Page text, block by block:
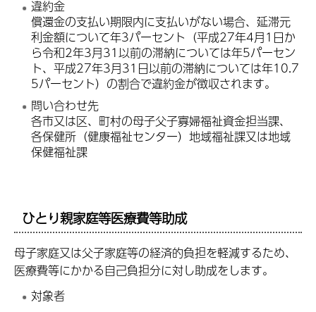
違約金
償還金の支払い期限内に支払いがない場合、延滞元
利金額について年3パーセント（平成27年4月1日か
ら令和2年3月31以前の滞納については年5パーセン
ト、平成27年3月31日以前の滞納については年10.7
5パーセント）の割合で違約金が徴収されます。
問い合わせ先
各市又は区、町村の母子父子寡婦福祉資金担当課、
各保健所（健康福祉センター）地域福祉課又は地域
保健福祉課
ひとり親家庭等医療費等助成
母子家庭又は父子家庭等の経済的負担を軽減するため、
医療費等にかかる自己負担分に対し助成をします。
対象者